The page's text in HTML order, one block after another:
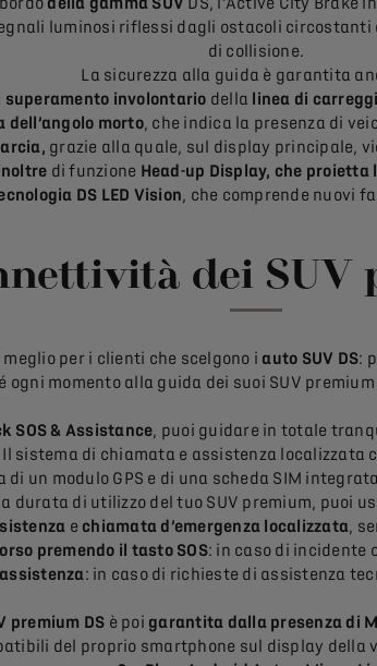
luminosi riflessi dagli ostacoli
di collisione.
La sicurezza alla guida è garantita
superamento involontario della linea di
dell’angolo morto, che indica la presenza di
grazie alla quale, sul display principale,
di funzione Head-up Display, che proietta
DS LED Vision, che comprende nuovi
dei SUV
per i clienti che scelgono i auto SUV DS:
ogni momento alla guida dei suoi SUV
SOS & Assistance, puoi guidare in totale
sistema di chiamata e assistenza
un modulo GPS e di una scheda SIM
durata di utilizzo del tuo SUV premium, puoi
e chiamata d’emergenza localizzata,
premendo il tasto SOS: in caso di incidente
: in caso di richieste di assistenza
premium DS è poi garantita dalla presenza di
del proprio smartphone sul display della